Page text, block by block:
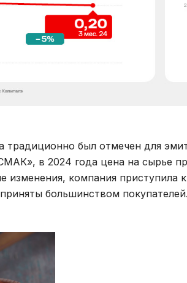
традиционно был отмечен для
в 2024 года цена на сырье
изменения, компания
большинством покупателей.